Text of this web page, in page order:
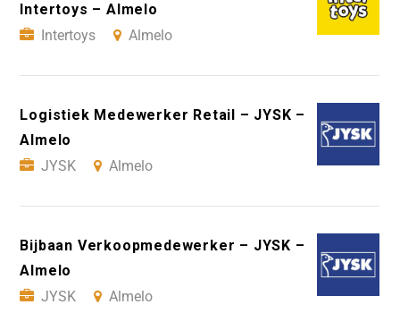
Intertoys – Almelo
Intertoys
Almelo
Logistiek Medewerker Retail – JYSK –
Almelo
JYSK
Almelo
Bijbaan Verkoopmedewerker – JYSK –
Almelo
JYSK
Almelo